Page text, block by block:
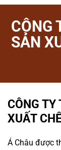
CÔNG
SẢN
CÔNG
XUẤT
Á Châu được